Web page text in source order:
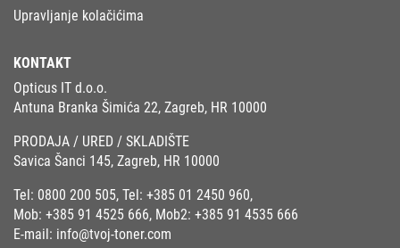
Upravljanje kolačićima
KONTAKT
Opticus IT d.o.o.
Antuna Branka Šimića 22, Zagreb, HR 10000
PRODAJA / URED / SKLADIŠTE
Savica Šanci 145, Zagreb, HR 10000
Tel: 0800 200 505, Tel: +385 01 2450 960,
Mob: +385 91 4525 666, Mob2: +385 91 4535 666
E-mail: info@tvoj-toner.com